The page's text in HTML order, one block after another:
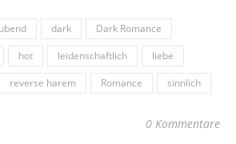
dark
Dark Romance
hot leidenschaftlich
liebe
reverse harem Romance sinnlich
0 Kommentare